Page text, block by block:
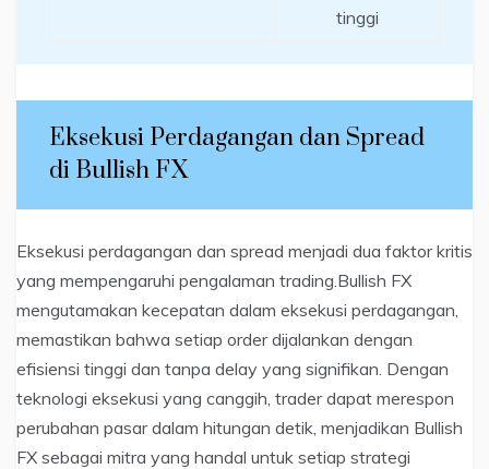
tinggi
Eksekusi Perdagangan dan Spread
di Bullish FX
Eksekusi perdagangan dan spread menjadi dua faktor kritis
yang mempengaruhi pengalaman trading.Bullish FX
mengutamakan kecepatan dalam eksekusi perdagangan,
memastikan bahwa setiap order dijalankan dengan
efisiensi tinggi dan tanpa delay yang signifikan. Dengan
teknologi eksekusi yang canggih, trader dapat merespon
perubahan pasar dalam hitungan detik, menjadikan Bullish
FX sebagai mitra yang handal untuk setiap strategi